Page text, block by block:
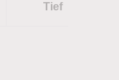
Tief